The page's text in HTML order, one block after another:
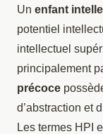
Un enfant
potentiel
intellectuel
principalement
précoce
d’abstraction et
Les termes HPI